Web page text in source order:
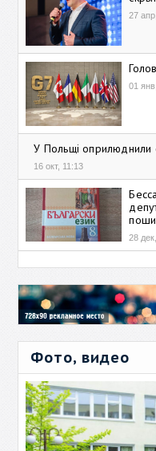
27
01
У Польщі оприлюднили
16 окт, 11:13
28
Фото, видео